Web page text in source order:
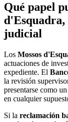
Qué papel
d'Esquadra,
judicial
Los Mossos
actuaciones de
expediente. El
la revisión
presentarse como
en cualquier
Si la reclamación